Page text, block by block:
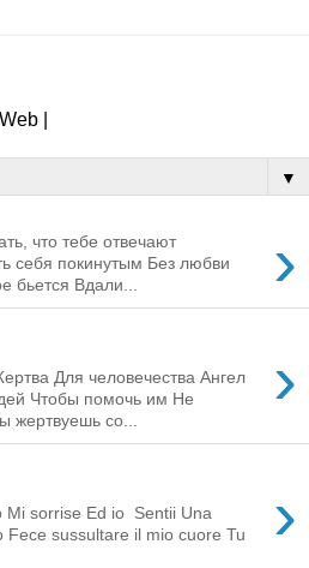
|
▼
›
что тебе отвечают
себя покинутым Без любви
бьется Вдали...
›
Для человечества Ангел
Чтобы помочь им Не
жертвуешь со...
›
Mi sorrise Ed io Sentii Una
sussultare il mio cuore Tu